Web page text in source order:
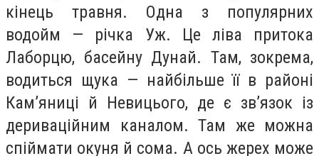
кінець травня. Одна з популярних
водойм — річка Уж. Це ліва притока
Лаборцю, басейну Дунай. Там, зокрема,
водиться щука — найбільше її в районі
Кам’яниці й Невицього, де є зв’язок із
дериваційним каналом. Там же можна
спіймати окуня й сома. А ось жерех може